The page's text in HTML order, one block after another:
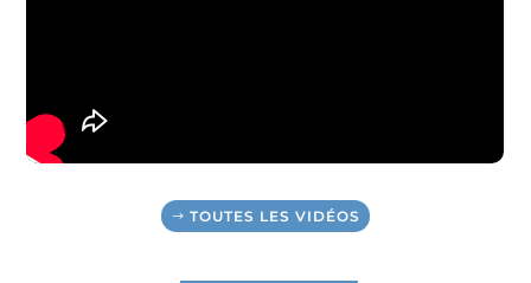
TOUTES LES VIDÉOS